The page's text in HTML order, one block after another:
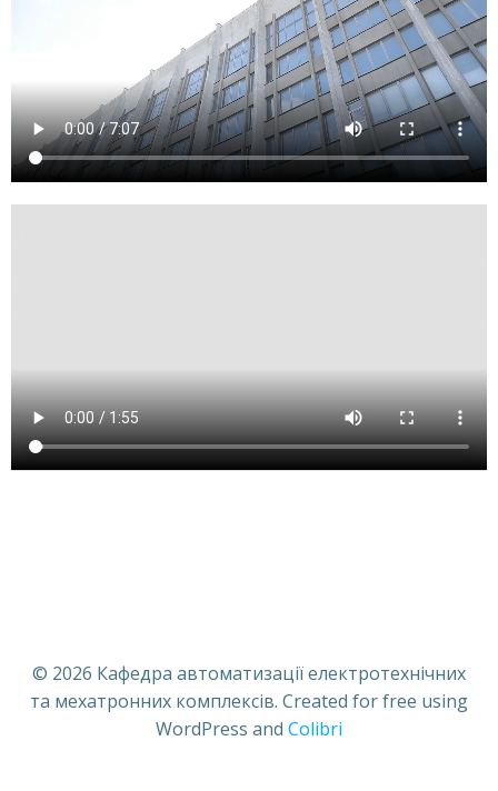
© 2026 Кафедра автоматизації електротехнічних
та мехатронних комплексів. Created for free using
WordPress and Colibri